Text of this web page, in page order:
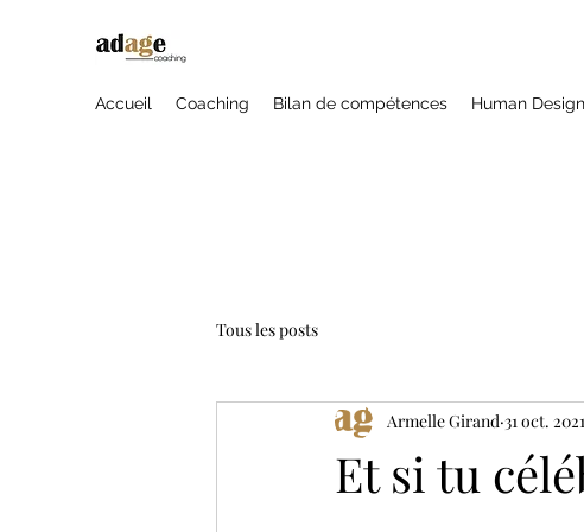
Accueil Coaching Bilan de compétences Human Design
Tous les posts
Et si tu
Armelle Girand 31 oct. 2021